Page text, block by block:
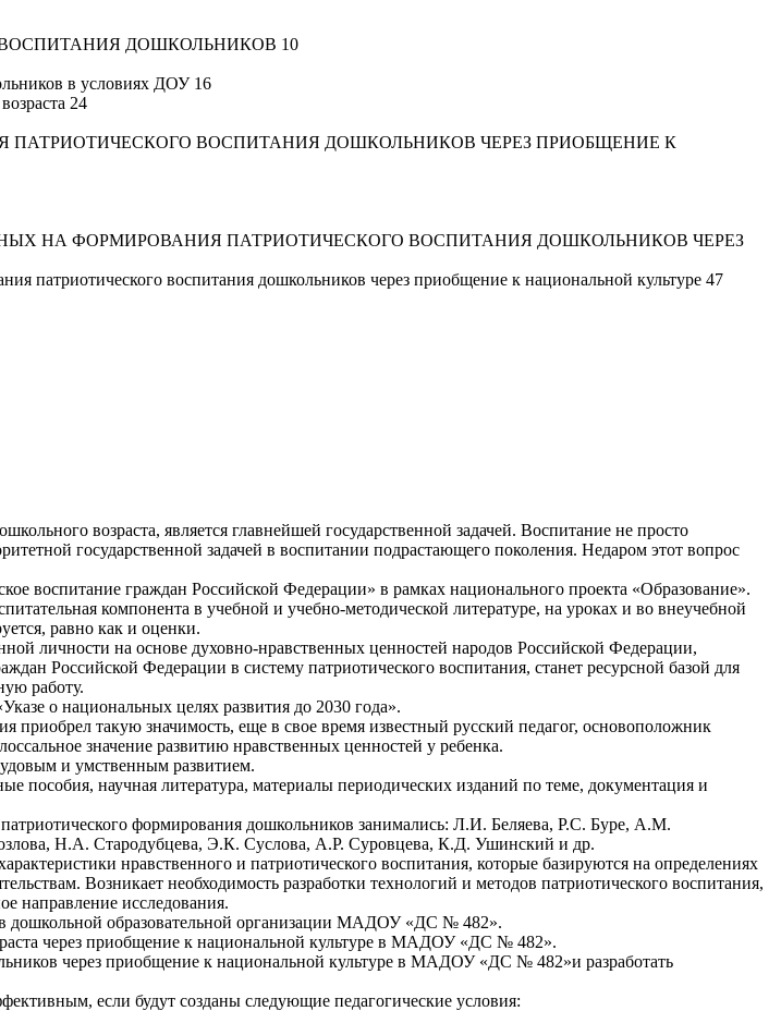
ДОШКОЛЬНИКОВ 10
в условиях ДОУ 16
24
ВОСПИТАНИЯ ДОШКОЛЬНИКОВ ЧЕРЕЗ ПРИОБЩЕНИЕ К
НА ФОРМИРОВАНИЯ ПАТРИОТИЧЕСКОГО ВОСПИТАНИЯ ДОШКОЛЬНИКОВ ЧЕРЕЗ
патриотического воспитания дошкольников через приобщение к национальной культуре 47
возраста, является главнейшей государственной задачей. Воспитание не просто
государственной задачей в воспитании подрастающего поколения. Недаром этот вопрос
воспитание граждан Российской Федерации» в рамках национального проекта «Образование».
компонента в учебной и учебно-методической литературе, на уроках и во внеучебной
равно как и оценки.
личности на основе духовно-нравственных ценностей народов Российской Федерации,
Российской Федерации в систему патриотического воспитания, станет ресурсной базой для
работу.
о национальных целях развития до 2030 года».
приобрел такую значимость, еще в свое время известный русский педагог, основоположник
значение развитию нравственных ценностей у ребенка.
и умственным развитием.
научная литература, материалы периодических изданий по теме, документация и
формирования дошкольников занимались: Л.И. Беляева, Р.С. Буре, А.М.
Н.А. Стародубцева, Э.К. Суслова, А.Р. Суровцева, К.Д. Ушинский и др.
нравственного и патриотического воспитания, которые базируются на определениях
Возникает необходимость разработки технологий и методов патриотического воспитания,
направление исследования.
в дошкольной образовательной организации МАДОУ «ДС № 482».
через приобщение к национальной культуре в МАДОУ «ДС № 482».
через приобщение к национальной культуре в МАДОУ «ДС № 482»и разработать
если будут созданы следующие педагогические условия: